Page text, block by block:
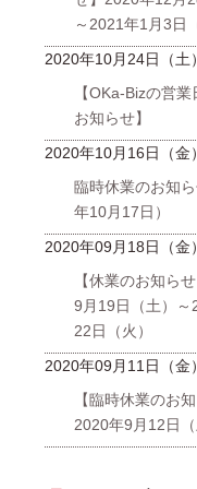
～2021年1月3日
2020年10月24日（土）
【OKa-Bizの営
お知らせ】
2020年10月16日（金）
臨時休業のお知
年10月17日）
2020年09月18日（金）
【休業のお知ら
9月19日（土）～
22日（火）
2020年09月11日（金）
【臨時休業のお知
2020年9月12日（